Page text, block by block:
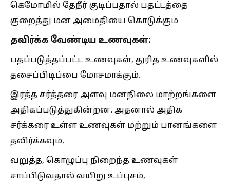
கெமோமில் தேநீர் குடிப்பதால் பதட்டத்தை
குறைத்து மன அமைதியை கொடுக்கும்
தவிர்க்க வேண்டிய உணவுகள்:
பதப்படுத்தப்பட்ட உணவுகள், துரித உணவுகளில்
தசைப்பிடிப்பை மோசமாக்கும்.
இரத்த சர்த்தரை அளவு மனநிலை மாற்றங்களை
அதிகப்படுத்துகின்றன. அதனால் அதிக
சர்க்கரை உள்ள உணவுகள் மற்றும் பானங்களை
தவிர்க்கவும்.
வறுத்த, கொழுப்பு நிறைந்த உணவுகள்
சாப்பிடுவதால் வயிறு உப்புசம்,